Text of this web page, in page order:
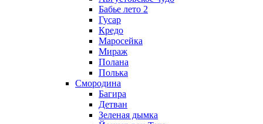
Бабье лето 2
Гусар
Кредо
Маросейка
Мираж
Полана
Полька
Смородина
Багира
Детван
Зеленая дымка